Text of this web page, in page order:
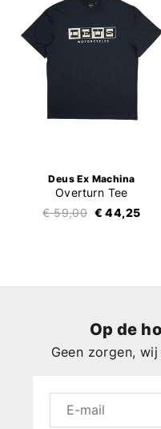
Deus Ex Machina
Overturn Tee
€ 59,00 € 44,25
Op de
Geen zorgen,